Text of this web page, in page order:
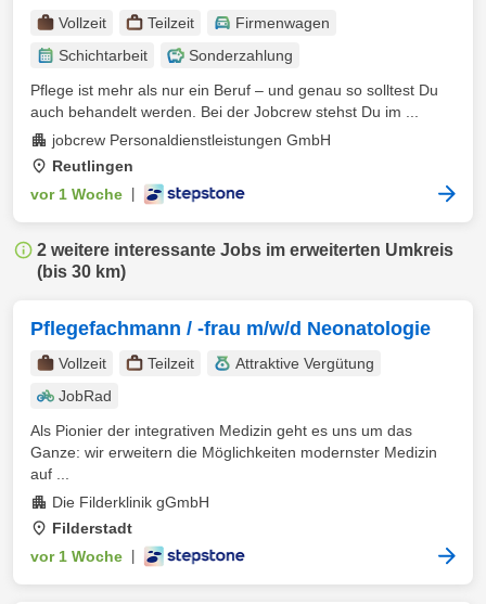
Vollzeit Teilzeit
Firmenwagen
Schichtarbeit
Sonderzahlung
Pflege ist mehr als nur ein Beruf – und genau so solltest Du
auch behandelt werden. Bei der Jobcrew stehst Du im ...
jobcrew Personaldienstleistungen GmbH
Reutlingen
vor 1 Woche
2 weitere interessante Jobs im erweiterten Umkreis
(bis 30 km)
Pflegefachmann / -frau m/w/d Neonatologie
Vollzeit Teilzeit
Attraktive Vergütung
JobRad
Als Pionier der integrativen Medizin geht es uns um das
Ganze: wir erweitern die Möglichkeiten modernster Medizin
auf ...
Die Filderklinik gGmbH
Filderstadt
vor 1 Woche